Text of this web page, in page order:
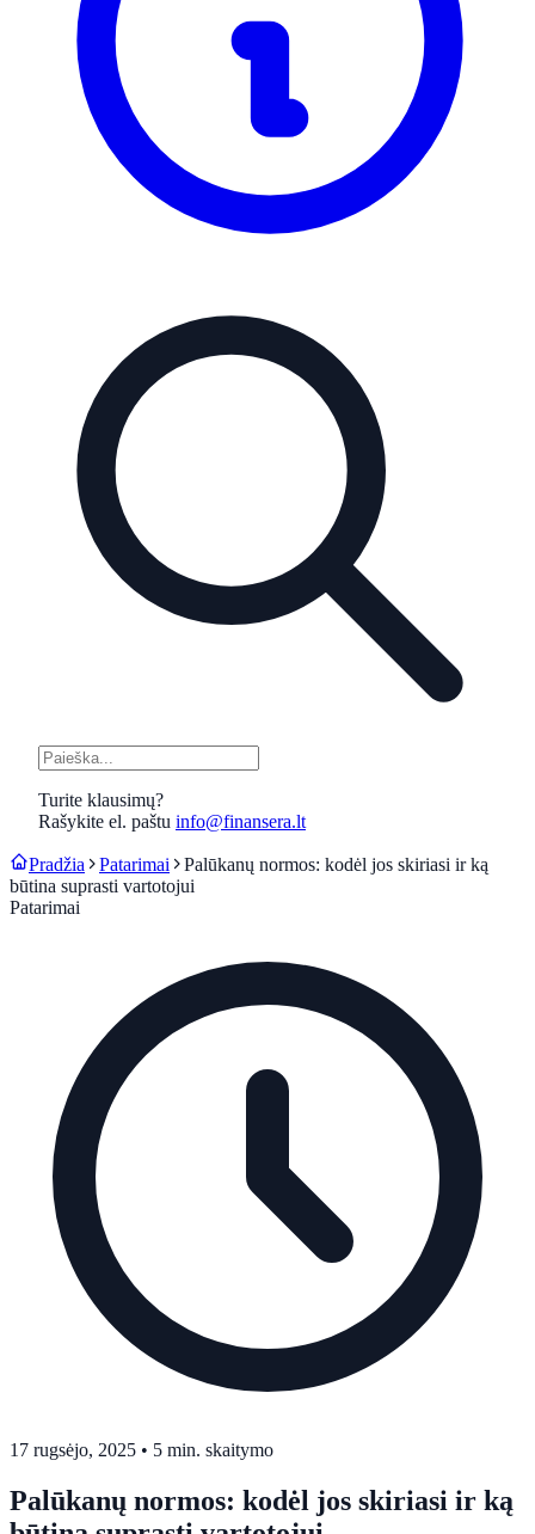
Turite klausimų?
Rašykite el. paštu info@finansera.lt
Pradžia Patarimai
Palūkanų normos: kodėl jos skiriasi ir ką
būtina suprasti vartotojui
Patarimai
17 rugsėjo, 2025 • 5 min. skaitymo
Palūkanų normos: kodėl jos skiriasi ir ką